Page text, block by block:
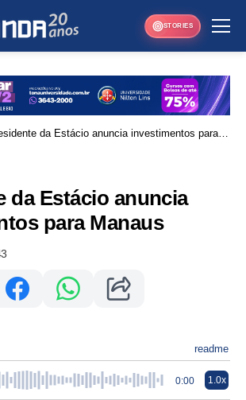
STORIES
da Estácio anuncia investimentos para
da Estácio anuncia
para Manaus
readme
0:00 1.0x